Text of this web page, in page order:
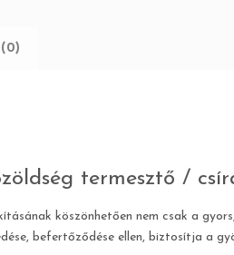
(0)
termesztő /
köszönhetően nem csak a
befertőződése ellen, biztosítja a